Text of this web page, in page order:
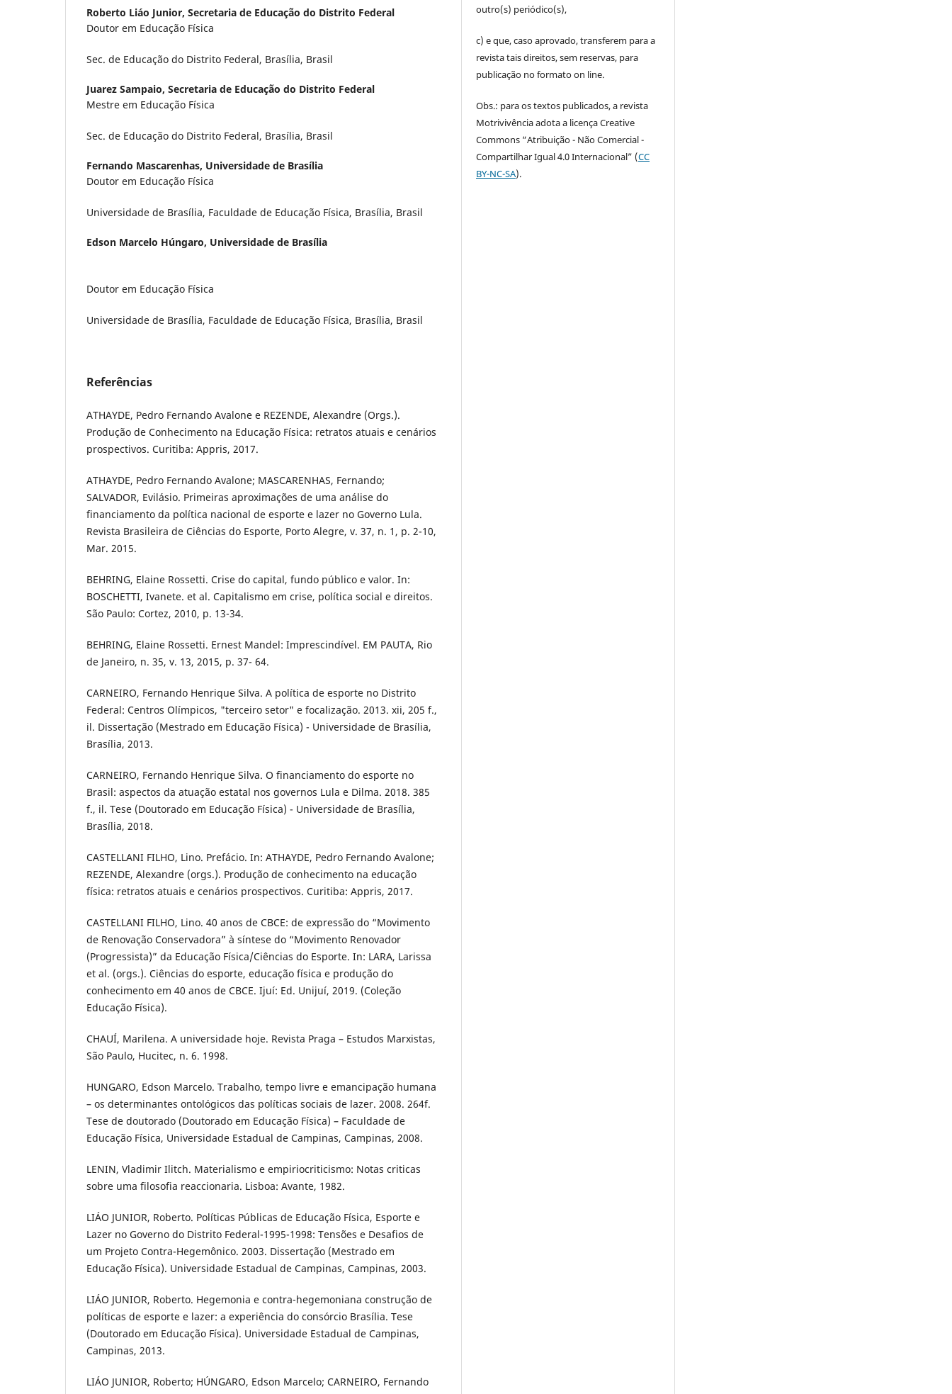
Roberto Liáo Junior, Secretaria de Educação do Distrito Federal
Doutor em Educação Física
Sec. de Educação do Distrito Federal, Brasília, Brasil
Juarez Sampaio, Secretaria de Educação do Distrito Federal
Mestre em Educação Física
Sec. de Educação do Distrito Federal, Brasília, Brasil
Fernando Mascarenhas, Universidade de Brasília
Doutor em Educação Física
Universidade de Brasília, Faculdade de Educação Física, Brasília, Brasil
Edson Marcelo Húngaro, Universidade de Brasília
Doutor em Educação Física
Universidade de Brasília, Faculdade de Educação Física, Brasília, Brasil
Referências
ATHAYDE, Pedro Fernando Avalone e REZENDE, Alexandre (Orgs.).
Produção de Conhecimento na Educação Física: retratos atuais e cenários
prospectivos. Curitiba: Appris, 2017.
ATHAYDE, Pedro Fernando Avalone; MASCARENHAS, Fernando;
SALVADOR, Evilásio. Primeiras aproximações de uma análise do
financiamento da política nacional de esporte e lazer no Governo Lula.
Revista Brasileira de Ciências do Esporte, Porto Alegre, v. 37, n. 1, p. 2-10,
Mar. 2015.
BEHRING, Elaine Rossetti. Crise do capital, fundo público e valor. In:
BOSCHETTI, Ivanete. et al. Capitalismo em crise, política social e direitos.
São Paulo: Cortez, 2010, p. 13-34.
BEHRING, Elaine Rossetti. Ernest Mandel: Imprescindível. EM PAUTA, Rio
de Janeiro, n. 35, v. 13, 2015, p. 37- 64.
CARNEIRO, Fernando Henrique Silva. A política de esporte no Distrito
Federal: Centros Olímpicos, "terceiro setor" e focalização. 2013. xii, 205 f.,
il. Dissertação (Mestrado em Educação Física) - Universidade de Brasília,
Brasília, 2013.
CARNEIRO, Fernando Henrique Silva. O financiamento do esporte no
Brasil: aspectos da atuação estatal nos governos Lula e Dilma. 2018. 385
f., il. Tese (Doutorado em Educação Física) - Universidade de Brasília,
Brasília, 2018.
CASTELLANI FILHO, Lino. Prefácio. In: ATHAYDE, Pedro Fernando Avalone;
REZENDE, Alexandre (orgs.). Produção de conhecimento na educação
física: retratos atuais e cenários prospectivos. Curitiba: Appris, 2017.
CASTELLANI FILHO, Lino. 40 anos de CBCE: de expressão do “Movimento
de Renovação Conservadora” à síntese do “Movimento Renovador
(Progressista)” da Educação Física/Ciências do Esporte. In: LARA, Larissa
et al. (orgs.). Ciências do esporte, educação física e produção do
conhecimento em 40 anos de CBCE. Ijuí: Ed. Unijuí, 2019. (Coleção
Educação Física).
CHAUÍ, Marilena. A universidade hoje. Revista Praga – Estudos Marxistas,
São Paulo, Hucitec, n. 6. 1998.
HUNGARO, Edson Marcelo. Trabalho, tempo livre e emancipação humana
– os determinantes ontológicos das políticas sociais de lazer. 2008. 264f.
Tese de doutorado (Doutorado em Educação Física) – Faculdade de
Educação Física, Universidade Estadual de Campinas, Campinas, 2008.
LENIN, Vladimir Ilitch. Materialismo e empiriocriticismo: Notas criticas
sobre uma filosofia reaccionaria. Lisboa: Avante, 1982.
LIÁO JUNIOR, Roberto. Políticas Públicas de Educação Física, Esporte e
Lazer no Governo do Distrito Federal-1995-1998: Tensões e Desafios de
um Projeto Contra-Hegemônico. 2003. Dissertação (Mestrado em
Educação Física). Universidade Estadual de Campinas, Campinas, 2003.
LIÁO JUNIOR, Roberto. Hegemonia e contra-hegemoniana construção de
políticas de esporte e lazer: a experiência do consórcio Brasília. Tese
(Doutorado em Educação Física). Universidade Estadual de Campinas,
Campinas, 2013.
LIÁO JUNIOR, Roberto; HÚNGARO, Edson Marcelo; CARNEIRO, Fernando
outro(s) periódico(s),
c) e que, caso aprovado, transferem para a
revista tais direitos, sem reservas, para
publicação no formato on line.
Obs.: para os textos publicados, a revista
Motrivivência adota a licença Creative
Commons “Atribuição - Não Comercial -
Compartilhar Igual 4.0 Internacional” (CC
BY-NC-SA).